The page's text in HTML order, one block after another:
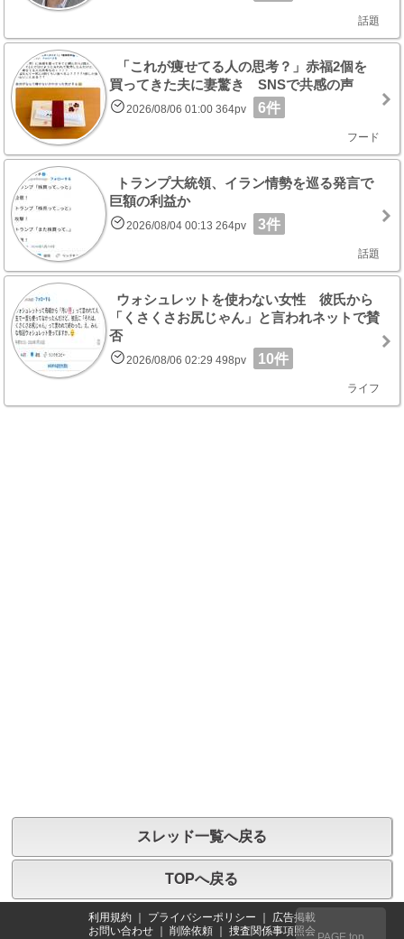
話題
「これが痩せてる人の思考？」赤福2個を
買ってきた夫に妻驚き SNSで共感の声
2026/08/06 01:00 364pv 6件
フード
トランプ大統領、イラン情勢を巡る発言で
巨額の利益か
2026/08/04 00:13 264pv 3件
話題
ウォシュレットを使わない女性 彼氏から
「くさくさお尻じゃん」と言われネットで賛
否
2026/08/06 02:29 498pv 10件
ライフ
スレッド一覧へ戻る
TOPへ戻る
利用規約 ｜ プライバシーポリシー ｜ 広告掲載
お問い合わせ ｜ 削除依頼 ｜ 捜査関係事項照会